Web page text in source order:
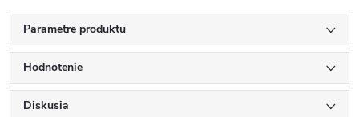
Parametre produktu
Hodnotenie
Diskusia